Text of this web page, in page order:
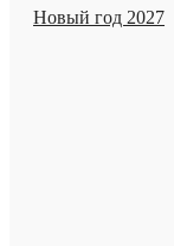
Новый год 2027